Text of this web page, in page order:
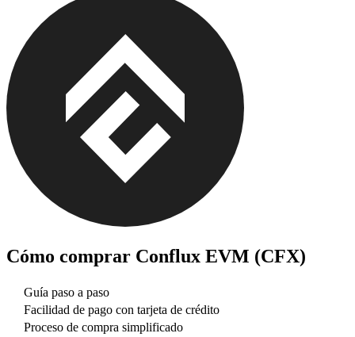
Cómo comprar Conflux EVM (CFX)
Guía paso a paso
Facilidad de pago con tarjeta de crédito
Proceso de compra simplificado